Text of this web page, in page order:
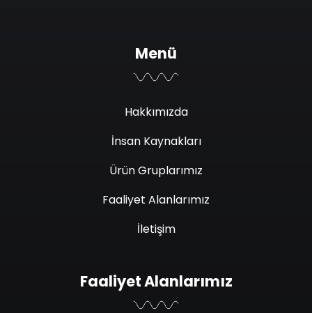
Menü
Hakkımızda
İnsan Kaynakları
Ürün Gruplarımız
Faaliyet Alanlarımız
İletişim
Faaliyet Alanlarımız